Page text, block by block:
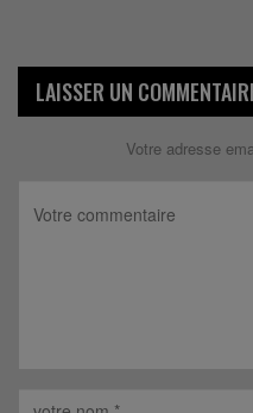
LAISSER UN
Votre adresse